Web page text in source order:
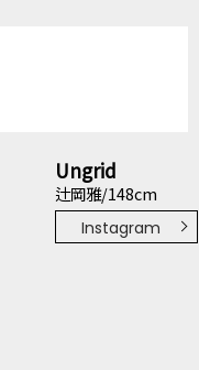
Ungrid
辻岡雅/148cm
Instagram